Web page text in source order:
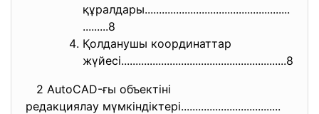
құралдары...................................................
.........8
Қолданушы координаттар
жүйесі..........................................................8
2 AutoCAD-ғы объектіні
редакциялау мүмкіндіктері...................................